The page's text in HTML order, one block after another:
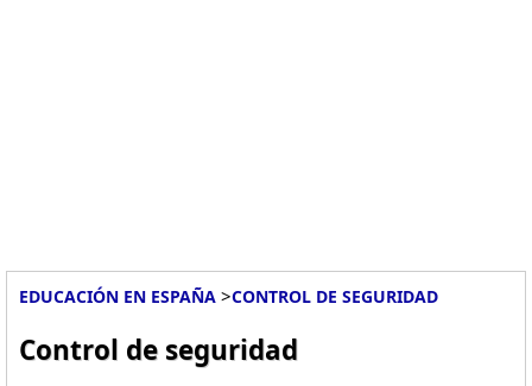
EDUCACIÓN EN ESPAÑA >CONTROL DE SEGURIDAD
Control de seguridad